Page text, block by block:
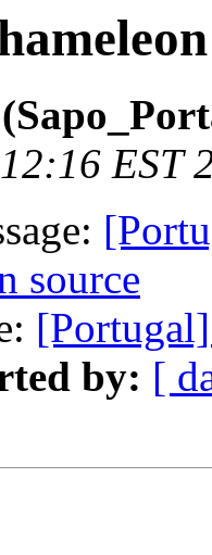
EST
source
by: [